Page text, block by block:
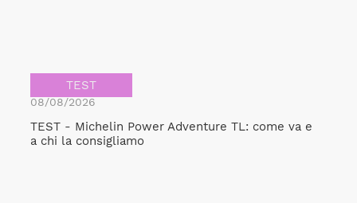
TEST
08/08/2026
TEST - Michelin Power Adventure TL: come va e
a chi la consigliamo